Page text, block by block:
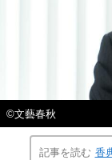
©︎文藝春秋
記事を読む 香